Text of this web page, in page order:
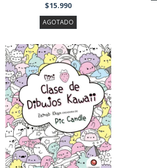
$15.990
AGOTADO